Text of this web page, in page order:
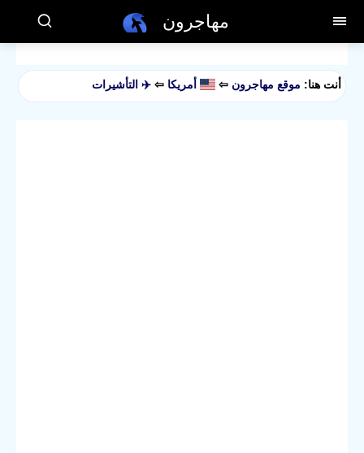
مهاجرون
أنت هنا: موقع مهاجرون ⇦ أمريكا ⇦ ✈️ التأشيرات